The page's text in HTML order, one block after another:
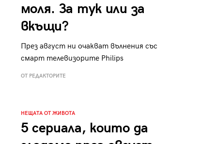
моля. За тук или за
вкъщи?
През август ни очакват вълнения със
смарт телевизорите Philips
ОТ РЕДАКТОРИТЕ
НЕЩАТА ОТ ЖИВОТА
5 сериала, които да
29